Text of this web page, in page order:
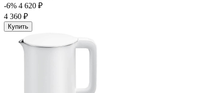
-6% 4 620 ₽
4 360 ₽
Купить